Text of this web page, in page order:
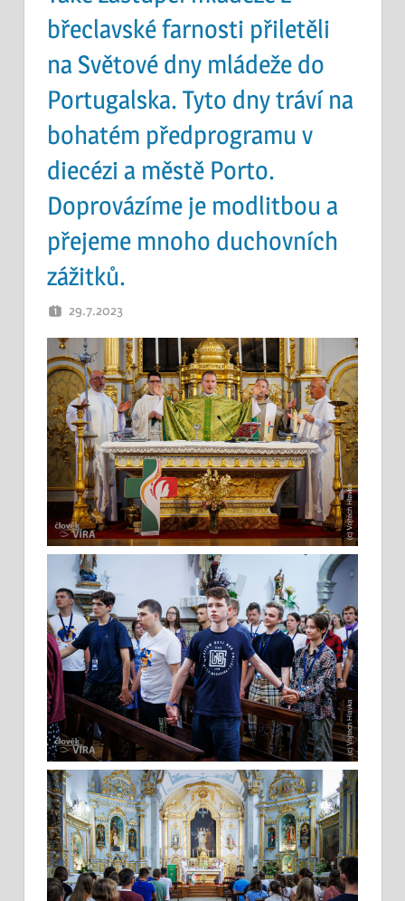
břeclavské farnosti přiletěli
na Světové dny mládeže do
Portugalska. Tyto dny tráví na
bohatém předprogramu v
diecézi a městě Porto.
Doprovázíme je modlitbou a
přejeme mnoho duchovních
zážitků.
29.7.2023